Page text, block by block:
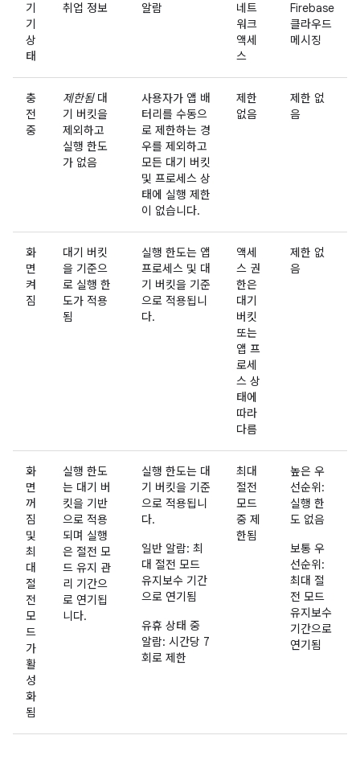
기
기
상
태
취업 정보 알람
네트
워크
액세
스
Firebase
클라우드
메시징
충
전
중
제한됨대
기 버킷을
제외하고
실행 한도
가 없음
사용자가 앱 배
터리를 수동으
로 제한하는 경
우를 제외하고
모든 대기 버킷
및 프로세스 상
태에 실행 제한
이 없습니다.
제한
없음
제한 없
음
화
면
켜
짐
대기 버킷
을 기준으
로 실행 한
도가 적용
됨
실행 한도는 앱
프로세스 및 대
기 버킷을 기준
으로 적용됩니
다.
액세
스 권
한은
대기
버킷
또는
앱 프
로세
스 상
태에
따라
다름
제한 없
음
화
면
꺼
짐
및
최
대
절
전
모
드
가
활
성
화
됨
실행 한도
는 대기 버
킷을 기반
으로 적용
되며 실행
은 절전 모
드 유지 관
리 기간으
로 연기됩
니다.
실행 한도는 대
기 버킷을 기준
으로 적용됩니
다.
일반 알람: 최
대 절전 모드
유지보수 기간
으로 연기됨
유휴 상태 중
알람: 시간당 7
회로 제한
최대
절전
모드
중 제
한됨
높은 우
선순위:
실행 한
도 없음
보통 우
선순위:
최대 절
전 모드
유지보수
기간으로
연기됨